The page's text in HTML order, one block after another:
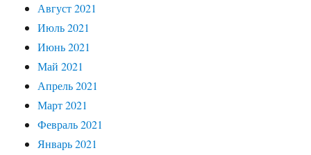
Август 2021
Июль 2021
Июнь 2021
Май 2021
Апрель 2021
Март 2021
Февраль 2021
Январь 2021